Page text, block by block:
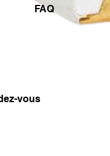
FAQ
vous